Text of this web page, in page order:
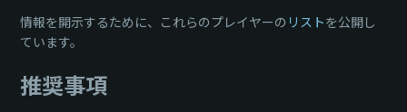
情報を開示するために、これらのプレイヤーの リストを公開し
ています。
推奨事項